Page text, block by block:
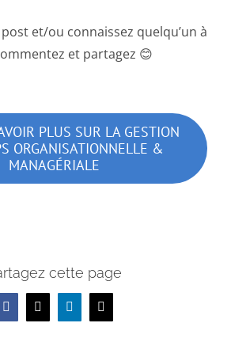
et/ou connaissez quelqu’un à
et partagez 😊
PLUS SUR LA GESTION
ORGANISATIONNELLE &
MANAGÉRIALE
cette page
Facebook
X LinkedInEmail